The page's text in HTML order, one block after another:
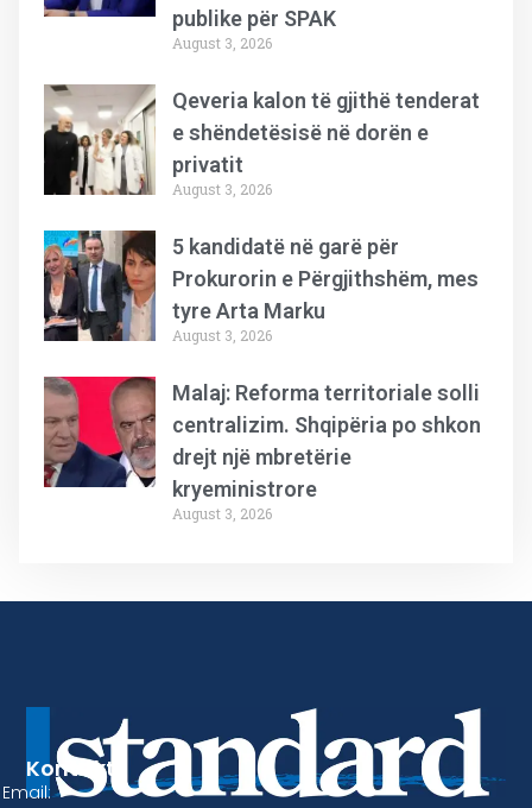
publike për SPAK
August 3, 2026
Qeveria kalon të gjithë tenderat
e shëndetësisë në dorën e
privatit
August 3, 2026
5 kandidatë në garë për
Prokurorin e Përgjithshëm, mes
tyre Arta Marku
August 3, 2026
Malaj: Reforma territoriale solli
centralizim. Shqipëria po shkon
drejt një mbretërie
kryeministrore
August 3, 2026
Kontakt
Email: